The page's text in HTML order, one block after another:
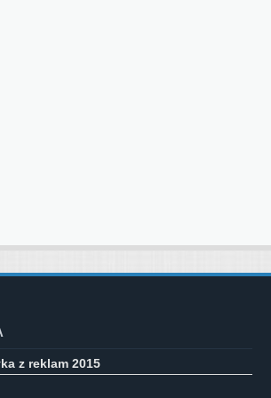
z reklam 2015